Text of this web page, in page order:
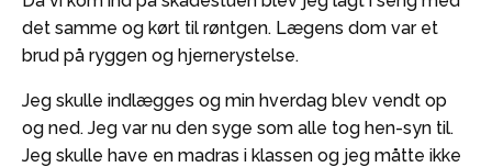
det samme og kørt til røntgen. Lægens dom var et
brud på ryggen og hjernerystelse.
Jeg skulle indlægges og min hverdag blev vendt op
og ned. Jeg var nu den syge som alle tog hen-syn til.
Jeg skulle have en madras i klassen og jeg måtte ikke